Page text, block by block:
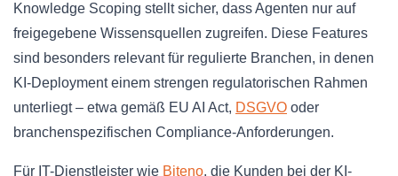
Knowledge Scoping stellt sicher, dass Agenten nur auf
freigegebene Wissensquellen zugreifen. Diese Features
sind besonders relevant für regulierte Branchen, in denen
KI-Deployment einem strengen regulatorischen Rahmen
unterliegt – etwa gemäß EU AI Act, DSGVO oder
branchenspezifischen Compliance-Anforderungen.
Für IT-Dienstleister wie Biteno, die Kunden bei der KI-